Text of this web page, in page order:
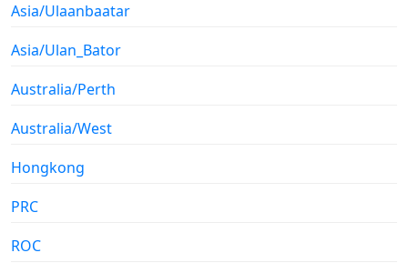
Asia/Ulaanbaatar
Asia/Ulan_Bator
Australia/Perth
Australia/West
Hongkong
PRC
ROC